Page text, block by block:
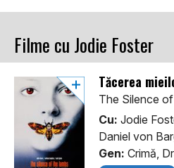
Filme cu Jodie Foster
Tăcerea
The Silence
Cu: Jodie
Daniel von
Gen: Crimă,